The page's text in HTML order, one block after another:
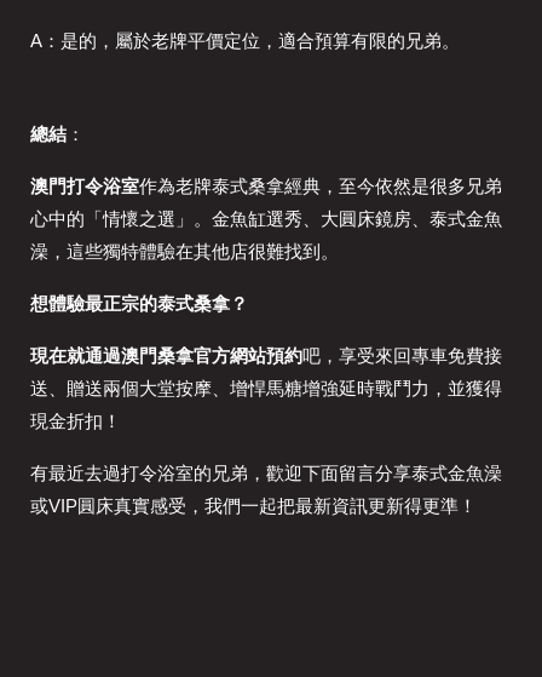
A：是的，屬於老牌平價定位，適合預算有限的兄弟。
總結 ：
澳門打令浴室作為老牌泰式桑拿經典，至今依然是很多兄弟
心中的「情懷之選」。金魚缸選秀、大圓床鏡房、泰式金魚
澡，這些獨特體驗在其他店很難找到。
想體驗最正宗的泰式桑拿？
現在就通過澳門桑拿官方網站預約吧，享受來回專車免費接
送、贈送兩個大堂按摩、增悍馬糖增強延時戰鬥力，並獲得
現金折扣！
有最近去過打令浴室的兄弟，歡迎下面留言分享泰式金魚澡
或VIP圓床真實感受，我們一起把最新資訊更新得更準！